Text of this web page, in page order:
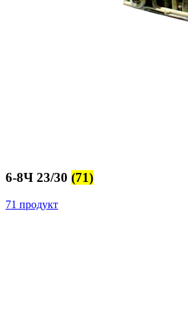
6-8Ч 23/30 (71)
71 продукт